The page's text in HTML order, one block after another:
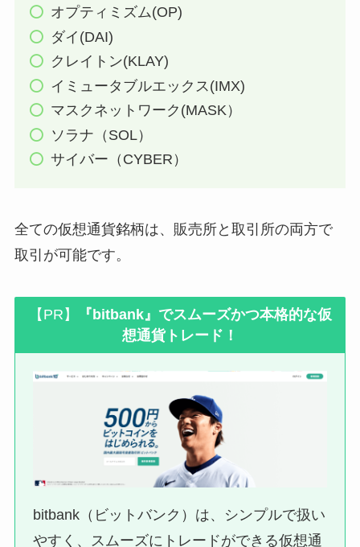
オプティミズム(OP)
ダイ(DAI)
クレイトン(KLAY)
イミュータブルエックス(IMX)
マスクネットワーク(MASK）
ソラナ（SOL）
サイバー（CYBER）
全ての仮想通貨銘柄は、販売所と取引所の両方で
取引が可能です。
【PR】
『bitbank』でスムーズかつ本格的な仮
想通貨トレード！
bitbank（ビットバンク）は、シンプルで扱い
やすく、スムーズにトレードができる仮想通